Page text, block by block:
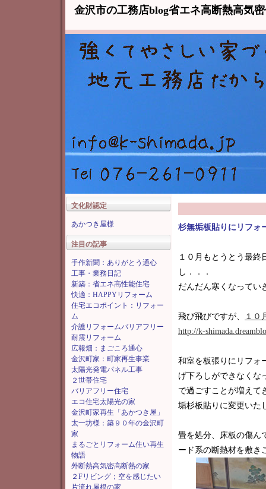
金沢市の工務店blog省エネ高断熱高気
文化財認定
あかつき屋様
注目の記事
手作新聞：ありがとう通心
工事・業務日記
新築：省エネ高性能住宅
快適：HAPPYリフォーム
住宅エコポイント：リフォー
ム
介護リフォームバリアフリー
耐震リフォーム
広報畑：まごころ通心
金沢町家：町家再生事業
太陽光発電パネル工事
２世帯住宅
バリアフリー住宅
エコ住宅太陽光の家
金沢町家再生「あかつき屋」
太一坊様：築９０年の金沢町
家
まるごとリフォーム住い再生
物語
外断熱高気密高断熱の家
２Fリビング；空を感じたい
片流れ屋根の家
杉無垢板貼りにリフォ
１０月もとうとう最終
し．．．
だんだん寒くなって
飛び飛びですが、
１０
http://k-
和室を板張りにリフォ
げ下ろしができなくな
で過ごすことが増えて
垢杉板貼りに変更いた
畳を処分、床板の傷ん
ード系の断熱材を敷き